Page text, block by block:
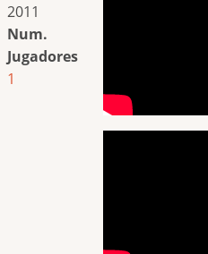
2011
Num.
Jugadores
1